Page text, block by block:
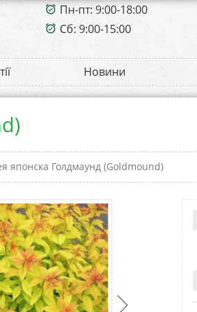
alarm_on Пн-пт: 9:00-18:00
alarm_on Сб: 9:00-15:00
Новини
японска Голдмаунд (Goldmound)